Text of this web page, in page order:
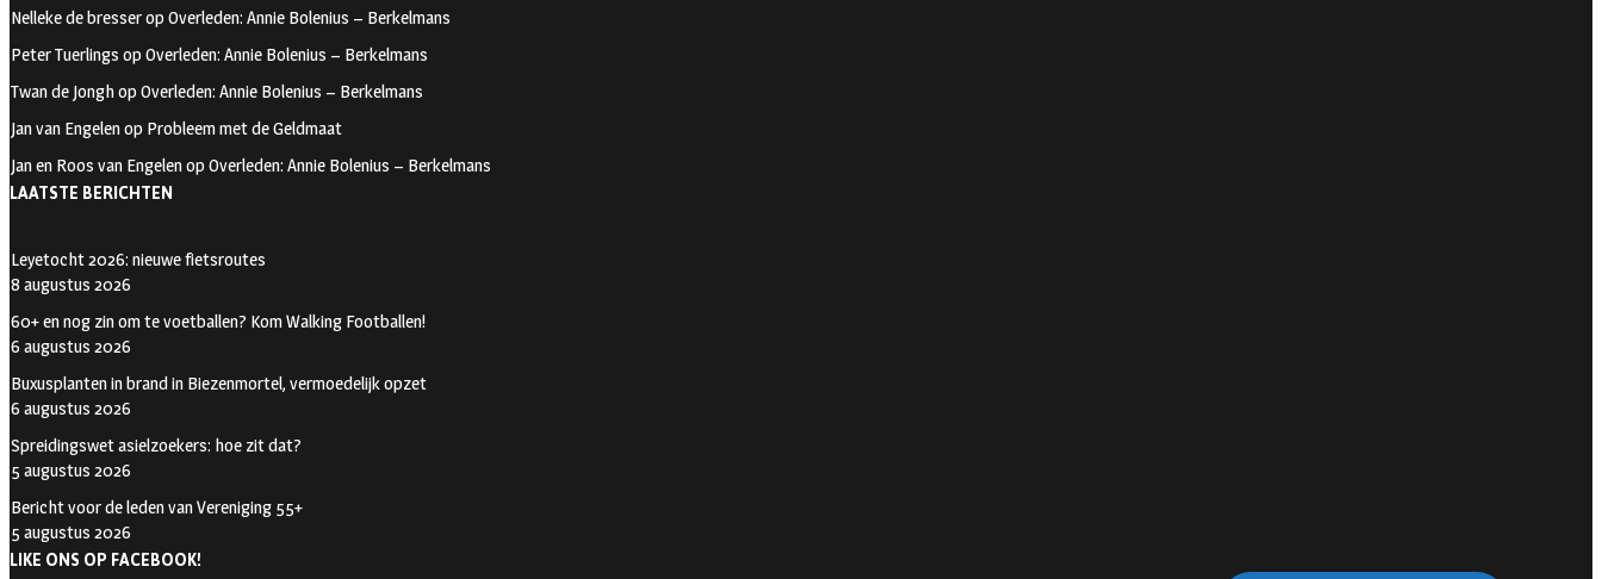
oo
k
ra
m
er
Nelleke de bresserop Overleden: Annie Bolenius – Berkelmans
Peter Tuerlings op Overleden: Annie Bolenius – Berkelmans
Twan de Jonghop Overleden: Annie Bolenius – Berkelmans
Jan van Engelenop Probleem met de Geldmaat
Jan en Roos van Engelenop Overleden: Annie Bolenius – Berkelmans
LAATSTE BERICHTEN
Leyetocht 2026: nieuwe fietsroutes
8 augustus 2026
60+ en nog zin om te voetballen? Kom Walking Footballen!
6 augustus 2026
Buxusplanten in brand in Biezenmortel, vermoedelijk opzet
6 augustus 2026
Spreidingswet asielzoekers: hoe zit dat?
5 augustus 2026
Bericht voor de leden van Vereniging 55+
5 augustus 2026
LIKE ONS OP FACEBOOK!